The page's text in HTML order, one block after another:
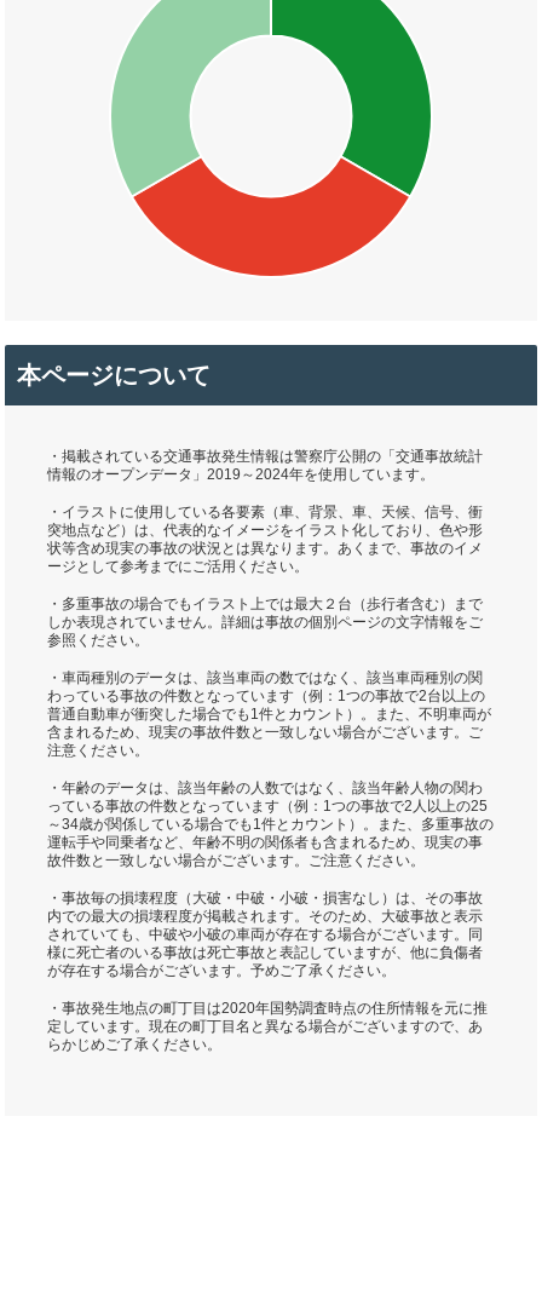
本ページについて
・掲載されている交通事故発生情報は警察庁公開の「交通事故統計
情報のオープンデータ」2019～2024年を使用しています。
・イラストに使用している各要素（車、背景、車、天候、信号、衝
突地点など）は、代表的なイメージをイラスト化しており、色や形
状等含め現実の事故の状況とは異なります。あくまで、事故のイメ
ージとして参考までにご活用ください。
・多重事故の場合でもイラスト上では最大２台（歩行者含む）まで
しか表現されていません。詳細は事故の個別ページの文字情報をご
参照ください。
・車両種別のデータは、該当車両の数ではなく、該当車両種別の関
わっている事故の件数となっています（例：1つの事故で2台以上の
普通自動車が衝突した場合でも1件とカウント）。また、不明車両が
含まれるため、現実の事故件数と一致しない場合がございます。ご
注意ください。
・年齢のデータは、該当年齢の人数ではなく、該当年齢人物の関わ
っている事故の件数となっています（例：1つの事故で2人以上の25
～34歳が関係している場合でも1件とカウント）。また、多重事故の
運転手や同乗者など、年齢不明の関係者も含まれるため、現実の事
故件数と一致しない場合がございます。ご注意ください。
・事故毎の損壊程度（大破・中破・小破・損害なし）は、その事故
内での最大の損壊程度が掲載されます。そのため、大破事故と表示
されていても、中破や小破の車両が存在する場合がございます。同
様に死亡者のいる事故は死亡事故と表記していますが、他に負傷者
が存在する場合がございます。予めご了承ください。
・事故発生地点の町丁目は2020年国勢調査時点の住所情報を元に推
定しています。現在の町丁目名と異なる場合がございますので、あ
らかじめご了承ください。